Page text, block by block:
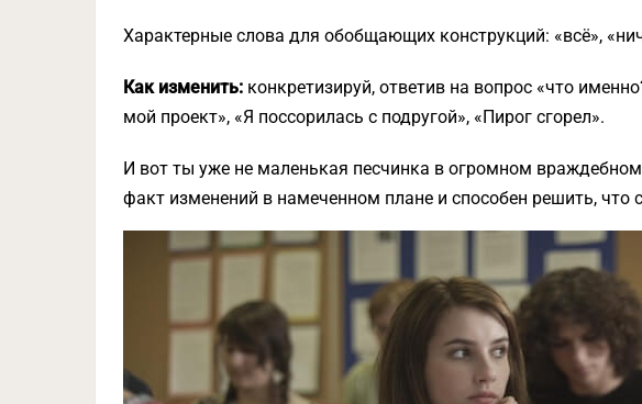
Характерные слова для обобщающих конструкций: «всё»,
Как изменить: конкретизируй, ответив на вопрос «что
мой проект», «Я поссорилась с подругой», «Пирог сгорел».
И вот ты уже не маленькая песчинка в огромном
факт изменений в намеченном плане и способен решить, что